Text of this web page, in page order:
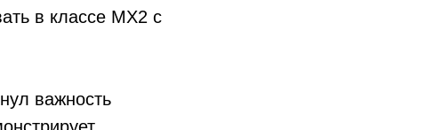
в классе MX2 с
важность